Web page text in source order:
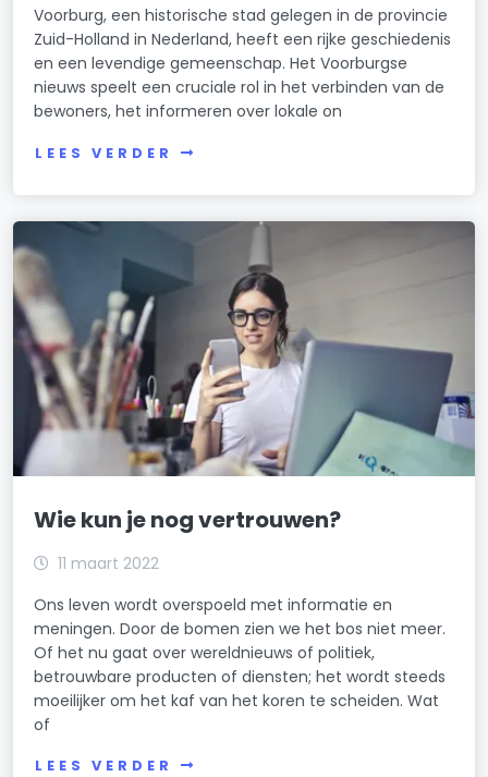
Voorburg, een historische stad gelegen in de provincie
Zuid-Holland in Nederland, heeft een rijke geschiedenis
en een levendige gemeenschap. Het Voorburgse
nieuws speelt een cruciale rol in het verbinden van de
bewoners, het informeren over lokale on
LEES VERDER
Wie kun je nog vertrouwen?
11 maart 2022
Ons leven wordt overspoeld met informatie en
meningen. Door de bomen zien we het bos niet meer.
Of het nu gaat over wereldnieuws of politiek,
betrouwbare producten of diensten; het wordt steeds
moeilijker om het kaf van het koren te scheiden. Wat
of
LEES VERDER